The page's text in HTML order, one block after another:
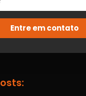
Entre em contato